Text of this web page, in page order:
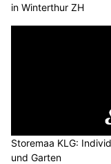
in Winterthur ZH
Storemaa KLG:
und Garten